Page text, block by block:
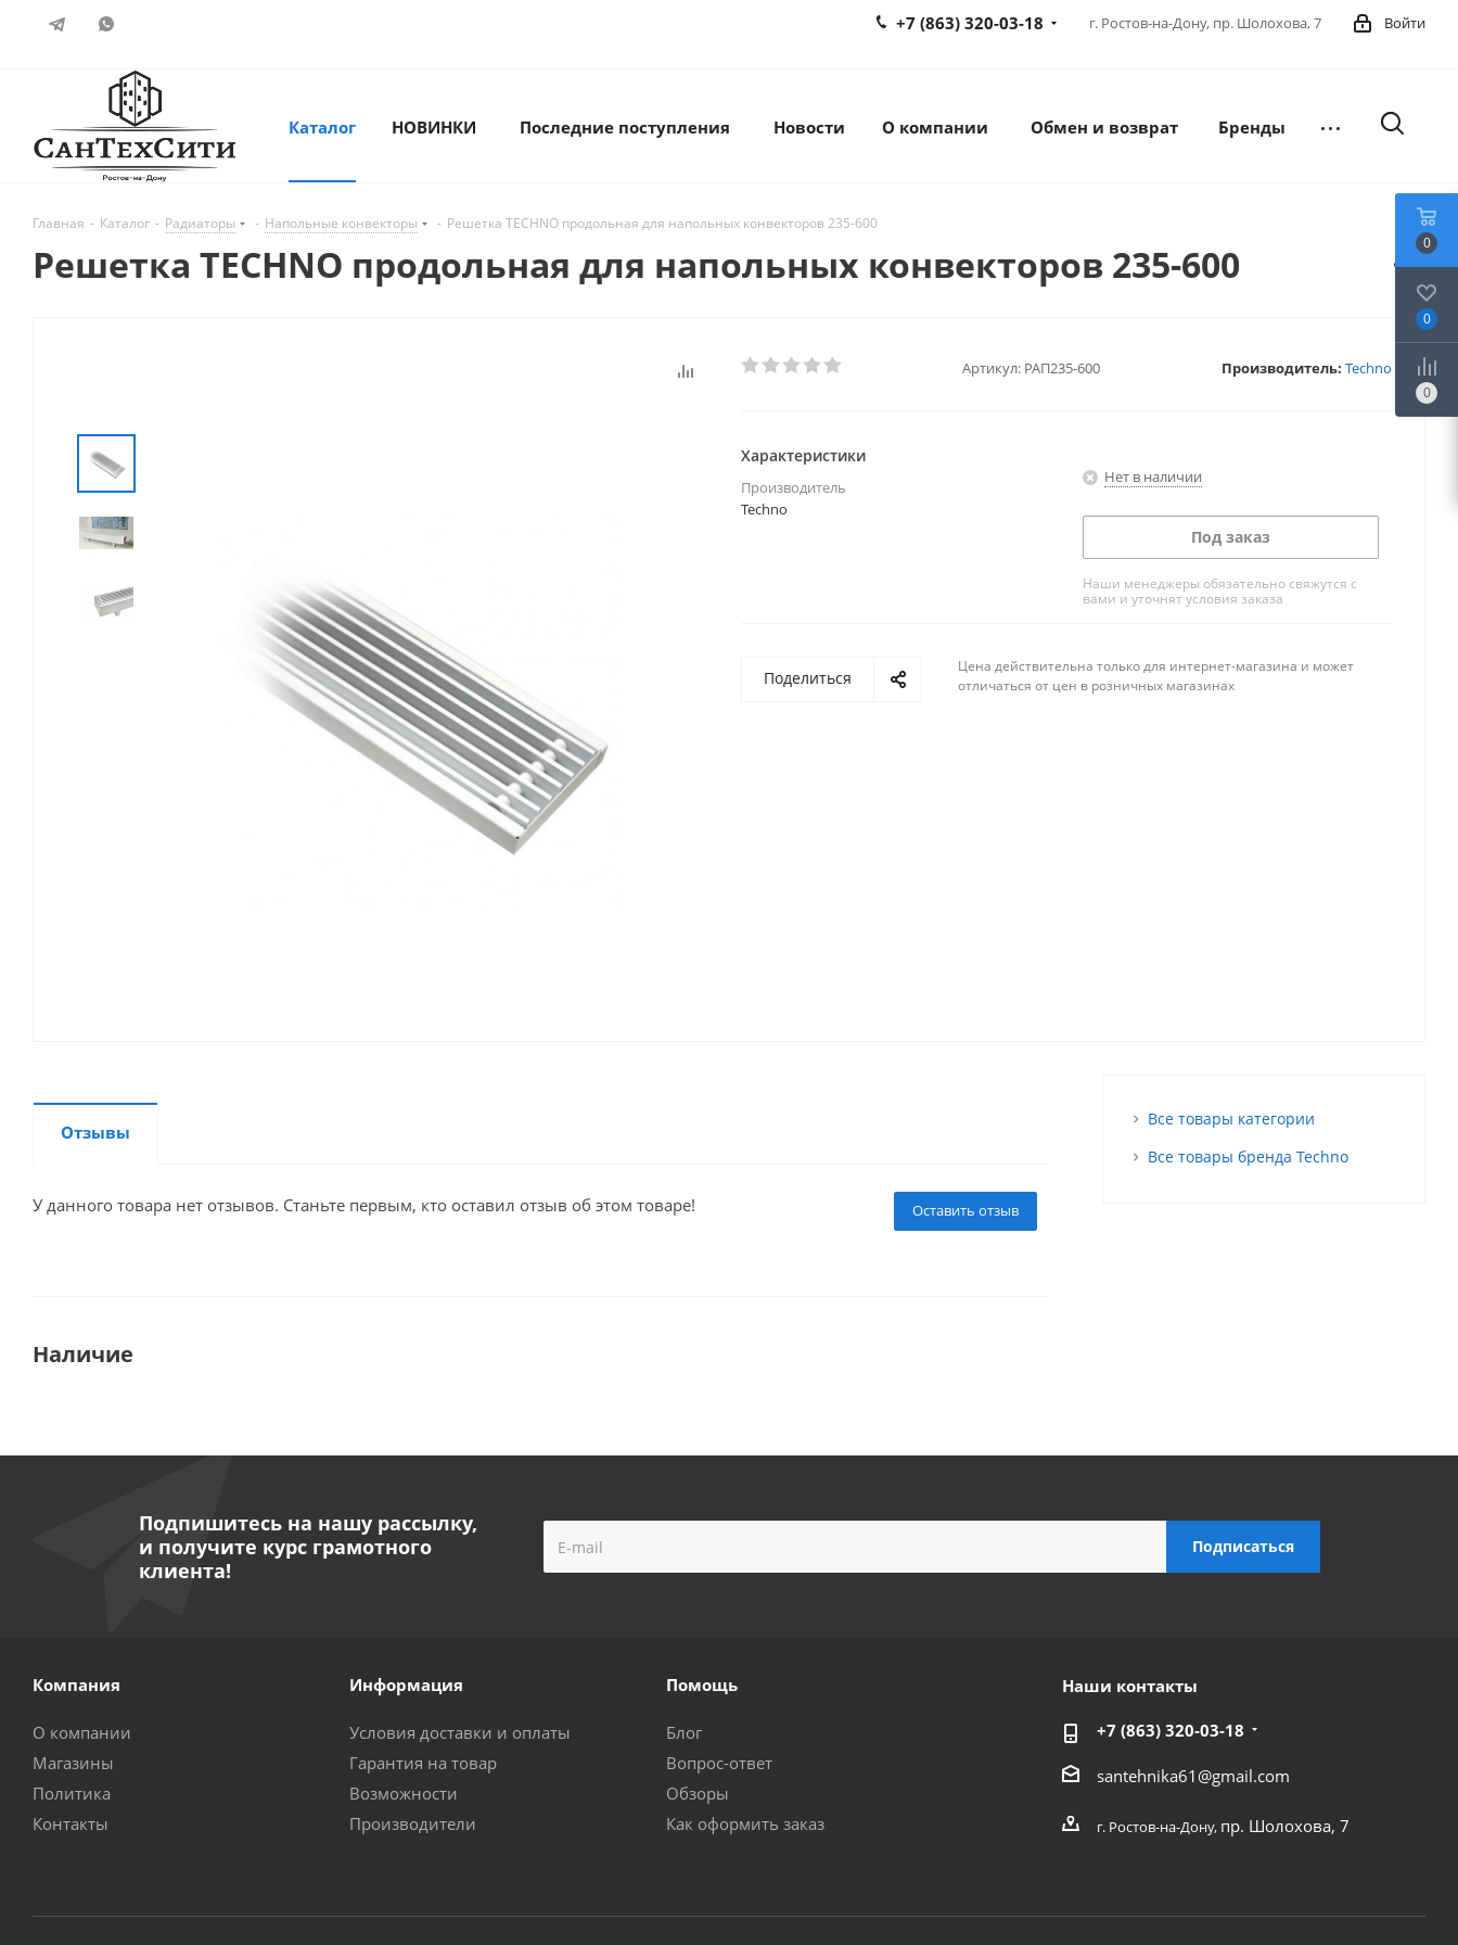
Войти
г. Ростов-на-Дону, пр. Шолохова, 7
+7 (863) 320-03-18
Каталог НОВИНКИ Последние поступления Новости О компании Обмен и возврат Бренды
Главная - Каталог - Радиаторы - Напольные конвекторы - Решетка TECHNO продольная для напольных конвекторов 235-600
Решетка TECHNO продольная для напольных конвекторов 235-600
Артикул: РАП235-600 Производитель: Techno
Характеристики
Производитель
Techno
Нет в наличии
Под заказ
Наши менеджеры обязательно свяжутся с
вами и уточнят условия заказа
Поделиться
Цена действительна только для интернет-магазина и может
отличаться от цен в розничных магазинах
Отзывы
Оставить отзыв
У данного товара нет отзывов. Станьте первым, кто оставил отзыв об этом товаре!
Наличие
Все товары категории
Все товары бренда Techno
Подпишитесь на нашу рассылку,
и получите курс грамотного
клиента!
Компания
О компании
Магазины
Политика
Контакты
Информация
Условия доставки и оплаты
Гарантия на товар
Возможности
Производители
Помощь
Блог
Вопрос-ответ
Обзоры
Как оформить заказ
Наши контакты
+7 (863) 320-03-18
santehnika61@gmail.com
г. Ростов-на-Дону, пр. Шолохова, 7
0
0
0